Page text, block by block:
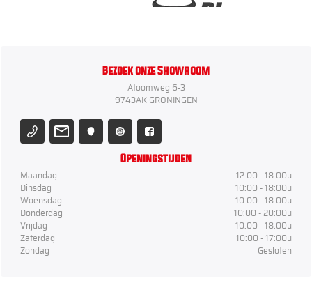
Bezoek onze Showroom
Atoomweg 6-3
9743AK GRONINGEN
Openingstijden
Maandag
12:00 - 18:00u
Dinsdag
10:00 - 18:00u
Woensdag
10:00 - 18:00u
Donderdag
10:00 - 20:00u
Vrijdag
10:00 - 18:00u
Zaterdag
10:00 - 17:00u
Zondag
Gesloten